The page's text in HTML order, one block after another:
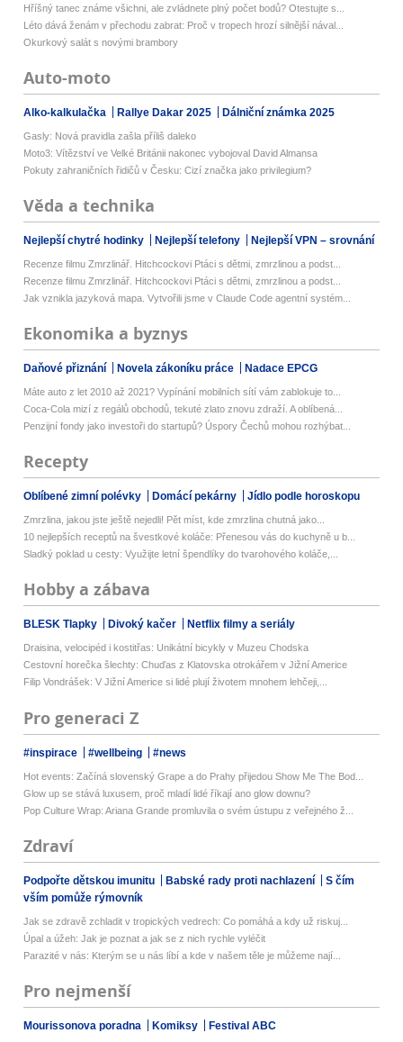
Hříšný tanec známe všichni, ale zvládnete plný počet bodů? Otestujte s...
Léto dává ženám v přechodu zabrat: Proč v tropech hrozí silnější nával...
Okurkový salát s novými brambory
Auto-moto
Alko-kalkulačka Rallye Dakar 2025 Dálniční známka 2025
Gasly: Nová pravidla zašla příliš daleko
Moto3: Vítězství ve Velké Británii nakonec vybojoval David Almansa
Pokuty zahraničních řidičů v Česku: Cizí značka jako privilegium?
Věda a technika
Nejlepší chytré hodinky Nejlepší telefony Nejlepší VPN – srovnání
Recenze filmu Zmrzlinář. Hitchcockovi Ptáci s dětmi, zmrzlinou a podst...
Recenze filmu Zmrzlinář. Hitchcockovi Ptáci s dětmi, zmrzlinou a podst...
Jak vznikla jazyková mapa. Vytvořili jsme v Claude Code agentní systém...
Ekonomika a byznys
Daňové přiznání Novela zákoníku práce Nadace EPCG
Máte auto z let 2010 až 2021? Vypínání mobilních sítí vám zablokuje to...
Coca-Cola mizí z regálů obchodů, tekuté zlato znovu zdraží. A oblíbená...
Penzijní fondy jako investoři do startupů? Úspory Čechů mohou rozhýbat...
Recepty
Oblíbené zimní polévky Domácí pekárny Jídlo podle horoskopu
Zmrzlina, jakou jste ještě nejedli! Pět míst, kde zmrzlina chutná jako...
10 nejlepších receptů na švestkové koláče: Přenesou vás do kuchyně u b...
Sladký poklad u cesty: Využijte letní špendlíky do tvarohového koláče,...
Hobby a zábava
BLESK Tlapky Divoký kačer Netflix filmy a seriály
Draisina, velocipéd i kostitřas: Unikátní bicykly v Muzeu Chodska
Cestovní horečka šlechty: Chuďas z Klatovska otrokářem v Jižní Americe
Filip Vondrášek: V Jižní Americe si lidé plují životem mnohem lehčeji,...
Pro generaci Z
#inspirace #wellbeing #news
Hot events: Začíná slovenský Grape a do Prahy přijedou Show Me The Bod...
Glow up se stává luxusem, proč mladí lidé říkají ano glow downu?
Pop Culture Wrap: Ariana Grande promluvila o svém ústupu z veřejného ž...
Zdraví
Podpořte dětskou imunitu Babské rady proti nachlazení
S čím
vším pomůže rýmovník
Jak se zdravě zchladit v tropických vedrech: Co pomáhá a kdy už riskuj...
Úpal a úžeh: Jak je poznat a jak se z nich rychle vyléčit
Parazité v nás: Kterým se u nás líbí a kde v našem těle je můžeme nají...
Pro nejmenší
Mourissonova poradna Komiksy Festival ABC